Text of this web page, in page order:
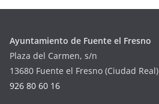
Ayuntamiento de Fuente el Fresno
Plaza del Carmen, s/n
13680 Fuente el Fresno (Ciudad Real)
926 80 60 16